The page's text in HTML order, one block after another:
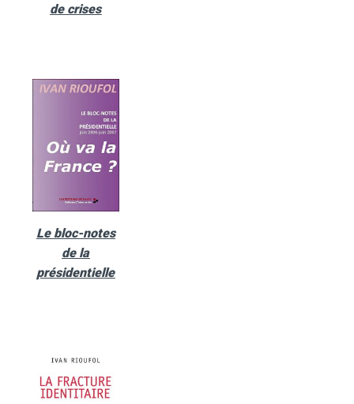
de crises
Le bloc-notes
de la
présidentielle